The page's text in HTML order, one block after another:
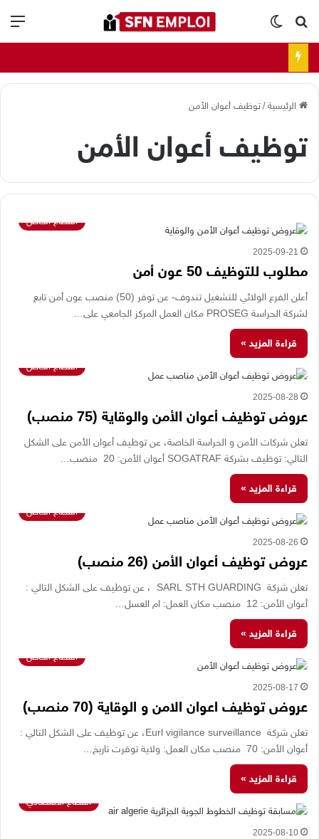
بحث عنالوضع المظلم
الرئيسية/توظيف أعوان الأمن
توظيف أعوان الأمن
القطاع الخاص
2025-09-21
مطلوب للتوظيف 50 عون أمن
أعلن الفرع الولائي للتشغيل تندوف- عن توفر (50) منصب عون أمن تابع
لشركة الحراسة PROSEG مكان العمل المركز الجامعي على…
قراءة المزيد »
القطاع الخاص
2025-08-28
عروض توظيف أعوان الأمن والوقاية (75 منصب)
تعلن شركات الأمن و الحراسة الخاصة، عن توظيف أعوان الأمن على الشكل
التالي: توظيف بشركة SOGATRAF أعوان الأمن: 20 منصب…
قراءة المزيد »
القطاع الخاص
2025-08-26
عروض توظيف أعوان الأمن (26 منصب)
تعلن شركة SARL STH GUARDING ، عن توظيف على الشكل التالي :
أعوان الأمن: 12 منصب مكان العمل: ام العسل…
قراءة المزيد »
القطاع الخاص
2025-08-17
عروض توظيف اعوان الامن و الوقاية (70 منصب)
تعلن شركة Eurl vigilance surveillance، عن توظيف على الشكل التالي :
أعوان الأمن: 70 منصب مكان العمل: ولاية توقرت تاريخ…
قراءة المزيد »
القطاع الاقتصادي
2025-08-10